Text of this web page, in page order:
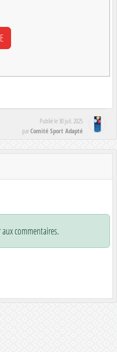
Publié le 30 juil. 2025
parComité Sport Adapté
commentaires.